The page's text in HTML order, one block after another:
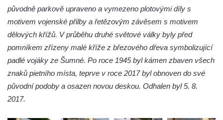
Pamětní deska Samuela Fullera na zámku
v Sokolově
Hrob Pavla Patušnika na hřbitově Šumburk
nad Desnou v Tanvaldu
původně parkově upraveno a vymezeno plotovými díly s
motivem vojenské přilby a řetězovým závěsem s motivem
dělových křížů. V průběhu druhé světové války byly před
pomníkem zřízeny malé kříže z březového dřeva symbolizující
padlé vojáky ze Šumné. Po roce 1945 byl kámen zbaven všech
znaků pietního místa, teprve v roce 2017 byl obnoven do své
původní podoby a osazen novou deskou. Odhalen byl 5. 8.
2017.